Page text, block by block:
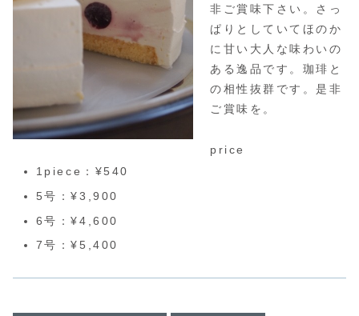
非ご賞味下さい。さっ
ぱりとしていてほのか
に甘い大人な味わいの
ある逸品です。珈琲と
の相性抜群です。是非
ご賞味を。
price
1piece：¥540
5号：¥3,900
6号：¥4,600
7号：¥5,400